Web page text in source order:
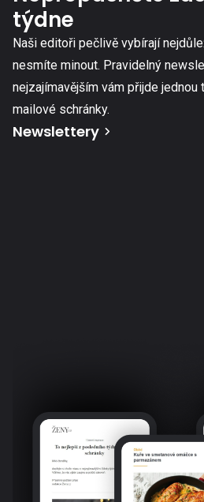
týdne
Naši editoři pečlivě vybírají
nesmíte minout. Pravidelný
nejzajímavějším vám přijde jednou
mailové schránky.
Newslettery